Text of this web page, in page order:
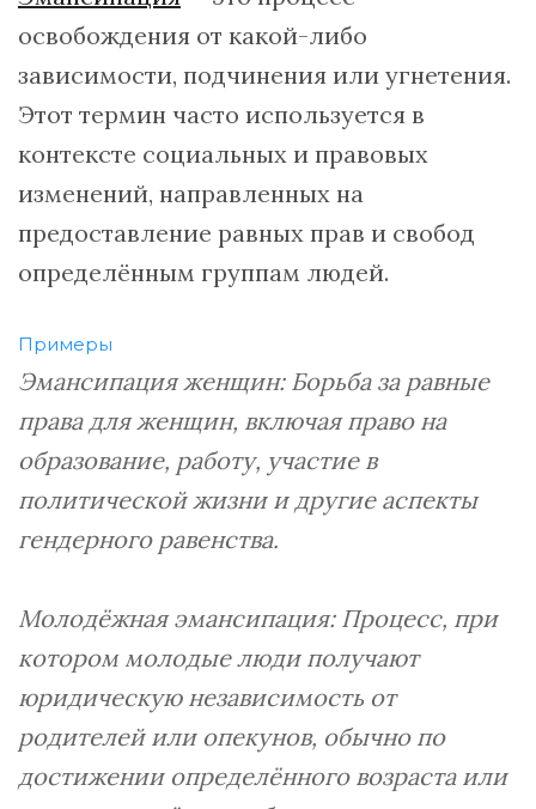
освобождения от какой-либо
зависимости, подчинения или угнетения.
Этот термин часто используется в
контексте социальных и правовых
изменений, направленных на
предоставление равных прав и свобод
определённым группам людей.
Примеры
Эмансипация женщин: Борьба за равные
права для женщин, включая право на
образование, работу, участие в
политической жизни и другие аспекты
гендерного равенства.
Молодёжная эмансипация: Процесс, при
котором молодые люди получают
юридическую независимость от
родителей или опекунов, обычно по
достижении определённого возраста или